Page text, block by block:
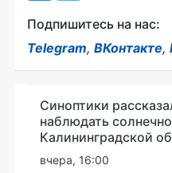
Подпишитесь на нас:
Telegram, ВКонтакте,
Синоптики
наблюдать
Калининградской
вчера, 16:00